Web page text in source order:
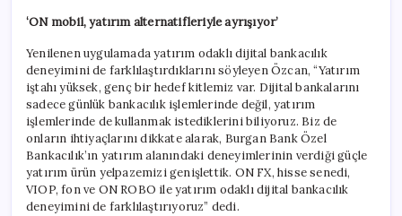
‘ON mobil, yatırım alternatifleriyle ayrışıyor’
Yenilenen uygulamada yatırım odaklı dijital bankacılık
deneyimini de farklılaştırdıklarını söyleyen Özcan, “Yatırım
iştahı yüksek, genç bir hedef kitlemiz var. Dijital bankalarını
sadece günlük bankacılık işlemlerinde değil, yatırım
işlemlerinde de kullanmak istediklerini biliyoruz. Biz de
onların ihtiyaçlarını dikkate alarak, Burgan Bank Özel
Bankacılık’ın yatırım alanındaki deneyimlerinin verdiği güçle
yatırım ürün yelpazemizi genişlettik. ON FX, hisse senedi,
VIOP, fon ve ON ROBO ile yatırım odaklı dijital bankacılık
deneyimini de farklılaştırıyoruz” dedi.